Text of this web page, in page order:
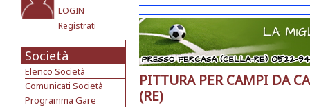
LOGIN
Registrati
Società
Elenco Società
Comunicati Società
Programma Gare
PITTURA PER CAMPI DA
(RE)